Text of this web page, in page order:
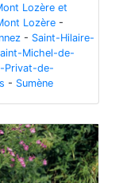
Lozère et
Lozère -
- Saint-Hilaire-
Michel-de-
Privat-de-
- Sumène